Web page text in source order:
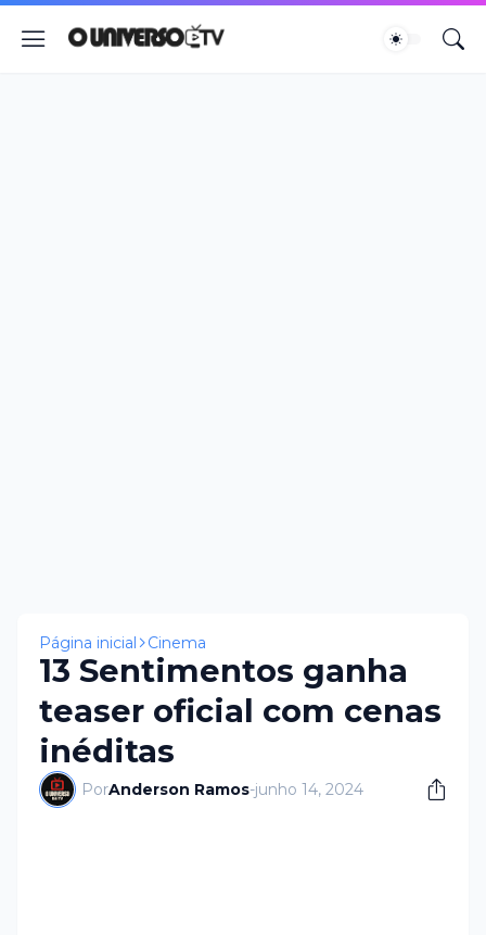
Página inicial Cinema
13 Sentimentos ganha
teaser oficial com cenas
inéditas
PorAnderson Ramos-junho 14, 2024